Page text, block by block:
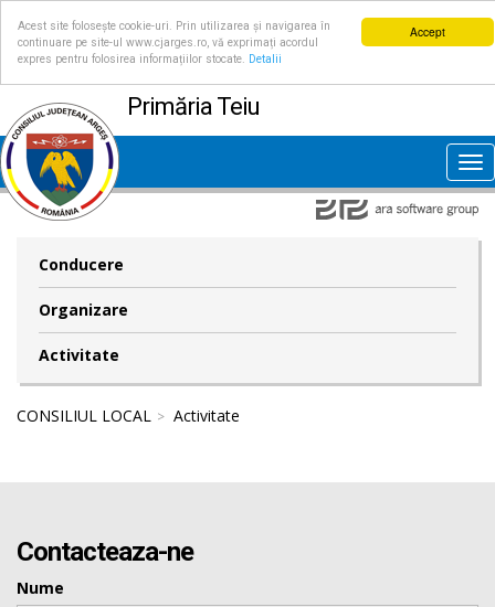
Accept
Acest site folosește cookie-uri. Prin utilizarea și navigarea în
continuare pe site-ul www.cjarges.ro, vă exprimați acordul
expres pentru folosirea informațiilor stocate.
Detalii
Primăria Teiu
Conducere
Organizare
Activitate
CONSILIUL LOCAL Activitate
Contacteaza-ne
Nume